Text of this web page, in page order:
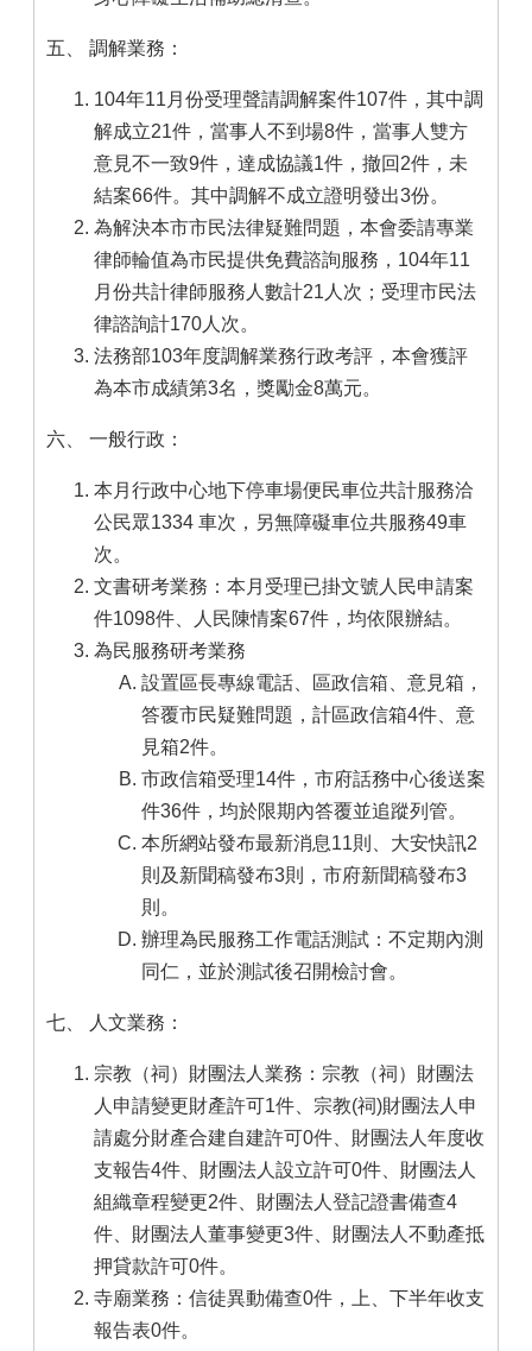
五、 調解業務：
104年11月份受理聲請調解案件107件，其中調
解成立21件，當事人不到場8件，當事人雙方
意見不一致9件，達成協議1件，撤回2件，未
結案66件。其中調解不成立證明發出3份。
為解決本市市民法律疑難問題，本會委請專業
律師輪值為市民提供免費諮詢服務，104年11
月份共計律師服務人數計21人次；受理市民法
律諮詢計170人次。
法務部103年度調解業務行政考評，本會獲評
為本市成績第3名，獎勵金8萬元。
六、 一般行政：
本月行政中心地下停車場便民車位共計服務洽
公民眾1334 車次，另無障礙車位共服務49車
次。
文書研考業務：本月受理已掛文號人民申請案
件1098件、人民陳情案67件，均依限辦結。
為民服務研考業務
設置區長專線電話、區政信箱、意見箱，
答覆市民疑難問題，計區政信箱4件、意
見箱2件。
市政信箱受理14件，市府話務中心後送案
件36件，均於限期內答覆並追蹤列管。
本所網站發布最新消息11則、大安快訊2
則及新聞稿發布3則，市府新聞稿發布3
則。
辦理為民服務工作電話測試：不定期內測
同仁，並於測試後召開檢討會。
七、 人文業務：
宗教（祠）財團法人業務：宗教（祠）財團法
人申請變更財產許可1件、宗教(祠)財團法人申
請處分財產合建自建許可0件、財團法人年度收
支報告4件、財團法人設立許可0件、財團法人
組織章程變更2件、財團法人登記證書備查4
件、財團法人董事變更3件、財團法人不動產抵
押貸款許可0件。
寺廟業務：信徒異動備查0件，上、下半年收支
報告表0件。